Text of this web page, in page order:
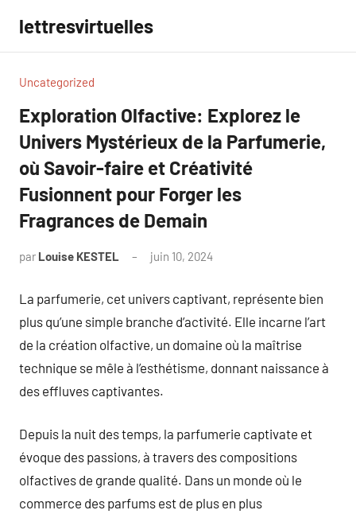
contenu
lettresvirtuelles
Uncategorized
Exploration Olfactive: Explorez le
Univers Mystérieux de la Parfumerie,
où Savoir-faire et Créativité
Fusionnent pour Forger les
Fragrances de Demain
par Louise KESTEL juin 10, 2024
La parfumerie, cet univers captivant, représente bien
plus qu’une simple branche d’activité. Elle incarne l’art
de la création olfactive, un domaine où la maîtrise
technique se mêle à l’esthétisme, donnant naissance à
des effluves captivantes.
Depuis la nuit des temps, la parfumerie captivate et
évoque des passions, à travers des compositions
olfactives de grande qualité. Dans un monde où le
commerce des parfums est de plus en plus